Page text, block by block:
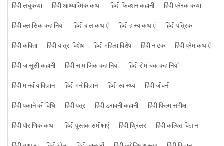
हिंदी लघुकथा हिंदी आध्यात्मिक कथा हिंदी फिक्शन कहानी
हिंदी प्रेरक कथा
हिंदी क्लासिक कहानियां
हिंदी बाल कथाएँ हिंदी हास्य कथाएं
हिंदी पत्रिका
हिंदी कविता
हिंदी यात्रा विशेष हिंदी महिला विशेष हिंदी नाटक
हिंदी प्रेम कथाएँ
हिंदी जासूसी कहानी
हिंदी सामाजिक कहानियां
हिंदी रोमांचक कहानियाँ
हिंदी मानवीय विज्ञान
हिंदी मनोविज्ञान हिंदी स्वास्थ्य
हिंदी जीवनी
हिंदी पकाने की विधि
हिंदी पत्र हिंदी डरावनी कहानी
हिंदी फिल्म समीक्षा
हिंदी पौराणिक कथा
हिंदी पुस्तक समीक्षाएं हिंदी थ्रिलर
हिंदी कल्पित-विज्ञान